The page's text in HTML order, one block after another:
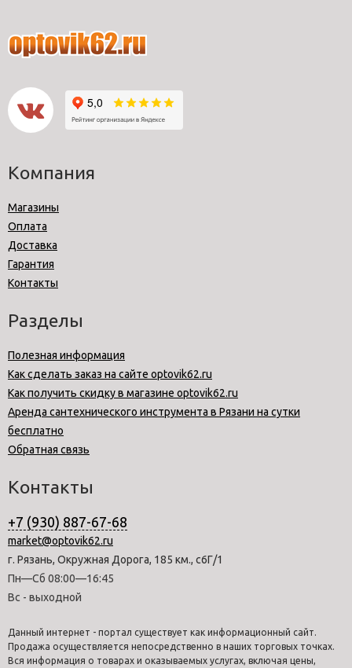
Компания
Магазины
Оплата
Доставка
Гарантия
Контакты
Разделы
Полезная информация
Как сделать заказ на сайте optovik62.ru
Как получить скидку в магазине optovik62.ru
Аренда сантехнического инструмента в Рязани на сутки
бесплатно
Обратная связь
Контакты
+7 (930) 887-67-68
market@optovik62.ru
г. Рязань, Окружная Дорога, 185 км., с6Г/1
Пн—Сб 08:00—16:45
Вс - выходной
Данный интернет - портал существует как информационный сайт.
Продажа осуществляется непосредственно в наших торговых точках.
Вся информация о товарах и оказываемых услугах, включая цены,